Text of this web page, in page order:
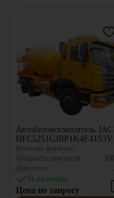
Автобетоносмеситель JAC
HFC5251GJBP1K4E41S3V
[6x4, 10.67 м³]
Колёсная формула:
Мощность двигателя:
350
Двигатель:
В наличии
Цена по запросу